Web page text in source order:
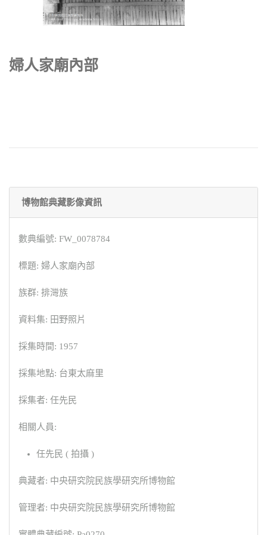
婦人家廟內部
博物館典藏影像資訊
數典編號: FW_0078784
標題: 婦人家廟內部
族群: 排灣族
資料集: 田野照片
採集時間: 1957
採集地點: 台東太麻里
採集者: 任先民
相關人員:
任先民 ( 拍攝 )
典藏者: 中央研究院民族學研究所博物館
管理者: 中央研究院民族學研究所博物館